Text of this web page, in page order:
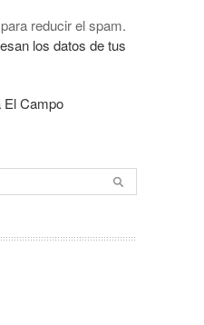
reducir el spam.
los datos de tus
El Campo